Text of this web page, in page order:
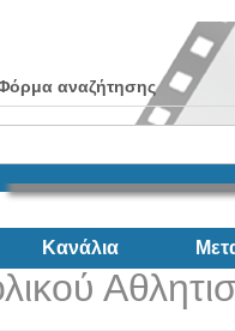
αναζήτησης
Κανάλια